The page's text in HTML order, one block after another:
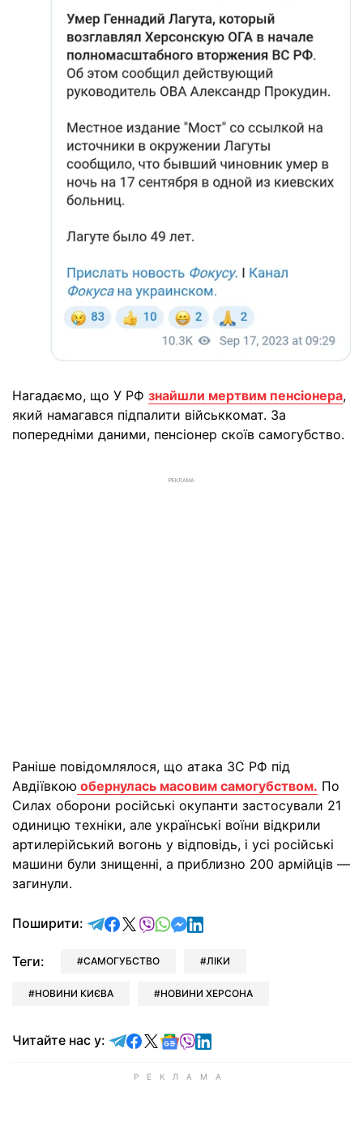
Нагадаємо, що У РФ знайшли мертвим пенсіонера,
який намагався підпалити військкомат. За
попередніми даними, пенсіонер скоїв самогубство.
РЕКЛАМА
Раніше повідомлялося, що атака ЗС РФ під
Авдіївкою обернулась масовим самогубством. По
Силах оборони російські окупанти застосували 21
одиницю техніки, але українські воїни відкрили
артилерійський вогонь у відповідь, і усі російські
машини були знищенні, а приблизно 200 армійців —
загинули.
Поширити: відправити у Telegram
поділитись у Facebook
поділитись у X
відправити у Viber
відправити у Whatsapp
відправити у Messenger
відправити у LinkedIn
Теги: САМОГУБСТВО ЛІКИ
НОВИНИ КИЄВА НОВИНИ ХЕРСОНА
Читайте нас у: Читайте у Telegram
Читайте у Facebook
Читайте у X
Читайте у Google news
Читайте у Viber
Читайте у LinkedIn